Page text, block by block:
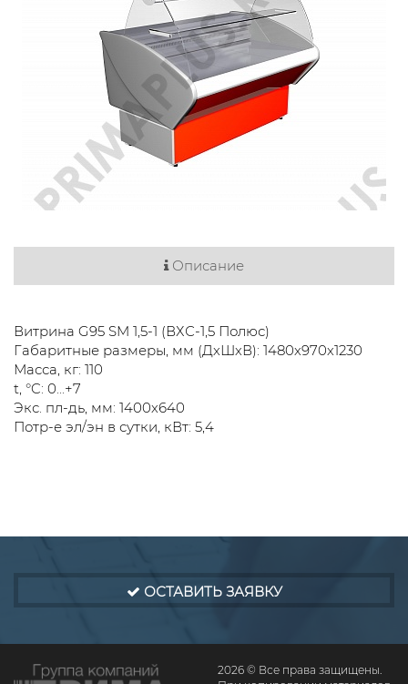
Описание
Витрина G95 SM 1,5-1 (ВХС-1,5 Полюс)
Габаритные размеры, мм (ДхШхВ): 1480х970х1230
Масса, кг: 110
t, °C: 0...+7
Экс. пл-дь, мм: 1400х640
Потр-е эл/эн в сутки, кВт: 5,4
ОСТАВИТЬ ЗАЯВКУ
2026 © Все права защищены.